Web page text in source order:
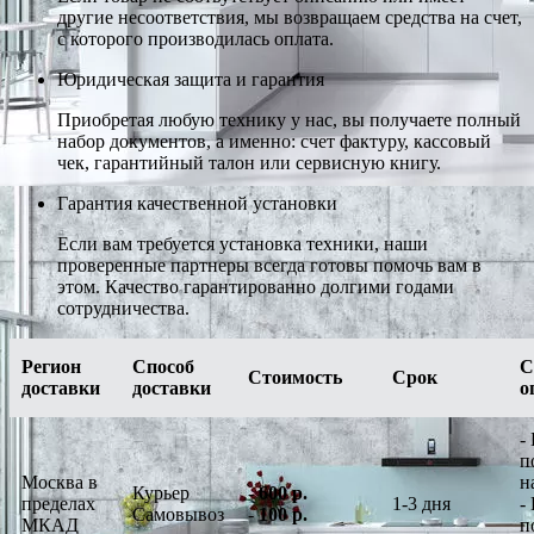
другие несоответствия, мы возвращаем средства на счет,
с которого производилась оплата.
Юридическая защита и гарантия
Приобретая любую технику у нас, вы получаете полный
набор документов, а именно: счет фактуру, кассовый
чек, гарантийный талон или сервисную книгу.
Гарантия качественной установки
Если вам требуется установка техники, наши
проверенные партнеры всегда готовы помочь вам в
этом. Качество гарантированно долгими годами
сотрудничества.
Регион
доставки
Способ
доставки
Стоимость Срок
Москва в
пределах
МКАД
Курьер
Самовывоз
-600 р.
-100 р.
1-3 дня
-
-